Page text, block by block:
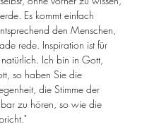
Es kommt einfach
den Menschen,
rede. Inspiration ist für
Ich bin in Gott,
so haben Sie die
die Stimme der
zu hören, so wie die